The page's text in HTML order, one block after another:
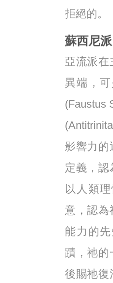
拒絕的。
蘇西尼派
亞流派在
異端，
(Faustus
影響力的
定義，認
以人類
意，認為
能力的
蹟，祂的
後賜祂復